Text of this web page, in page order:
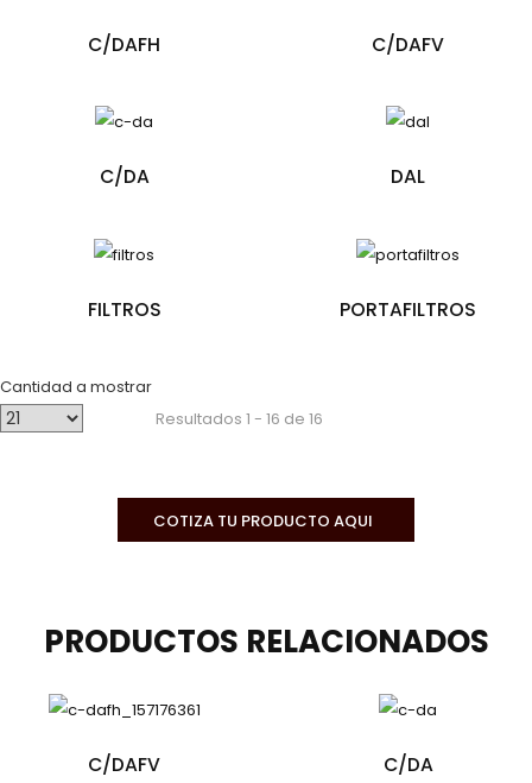
C/DAFH C/DAFV
C/DA DAL
FILTROS PORTAFILTROS
Cantidad a mostrar
Resultados 1 - 16 de 16
COTIZA TU PRODUCTO AQUI
PRODUCTOS RELACIONADOS
C/DAFV C/DA